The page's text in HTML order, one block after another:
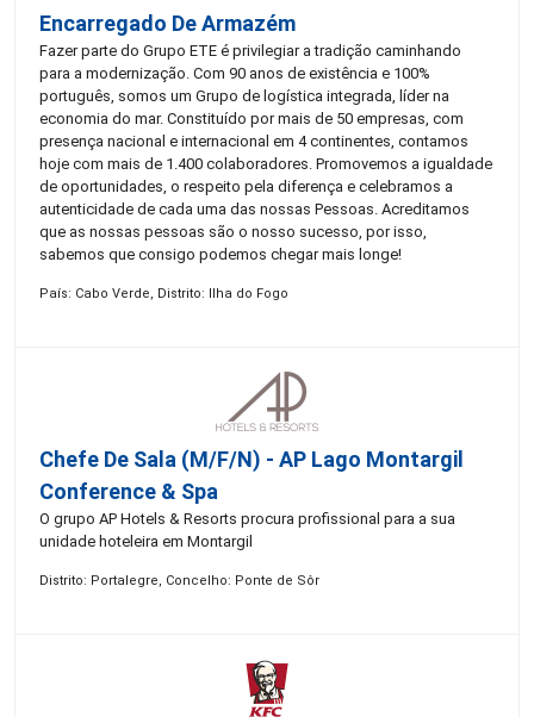
Encarregado De Armazém
Fazer parte do Grupo ETE é privilegiar a tradição caminhando
para a modernização. Com 90 anos de existência e 100%
português, somos um Grupo de logística integrada, líder na
economia do mar. Constituído por mais de 50 empresas, com
presença nacional e internacional em 4 continentes, contamos
hoje com mais de 1.400 colaboradores. Promovemos a igualdade
de oportunidades, o respeito pela diferença e celebramos a
autenticidade de cada uma das nossas Pessoas. Acreditamos
que as nossas pessoas são o nosso sucesso, por isso,
sabemos que consigo podemos chegar mais longe!
País: Cabo Verde, Distrito: Ilha do Fogo
Chefe De Sala (M/F/N) - AP Lago Montargil
Conference & Spa
O grupo AP Hotels & Resorts procura profissional para a sua
unidade hoteleira em Montargil
Distrito: Portalegre, Concelho: Ponte de Sôr